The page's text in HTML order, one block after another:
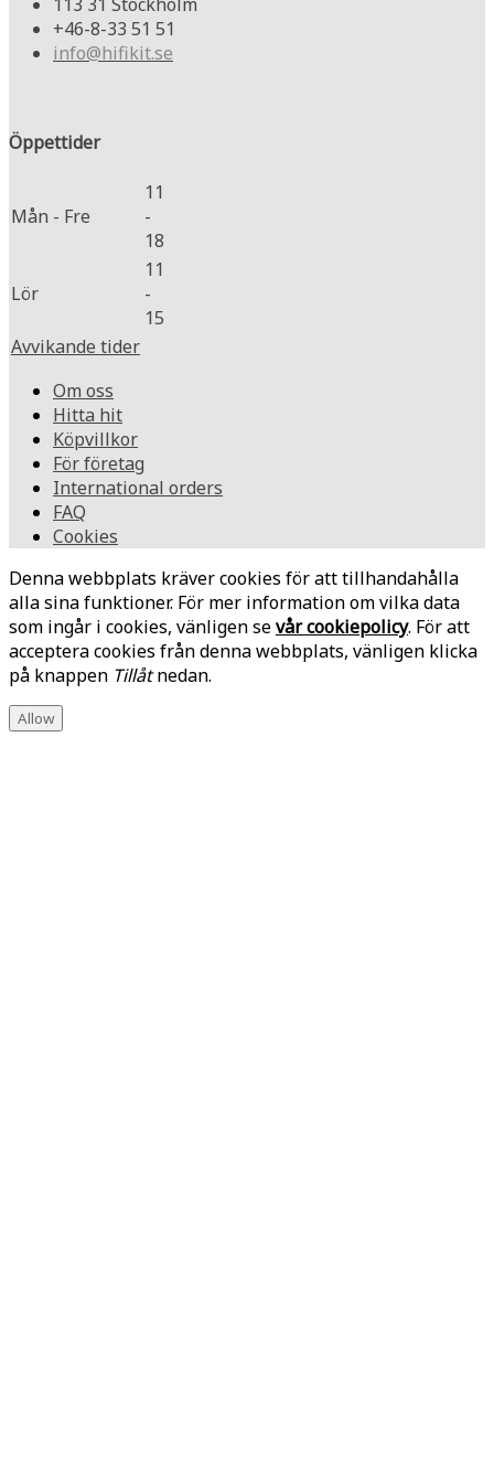
+46-8-33 51 51
info@hifikit.se
Öppettider
Mån - Fre
11
-
18
Lör
11
-
15
Avvikande tider
Om oss
Hitta hit
Köpvillkor
För företag
International orders
FAQ
Cookies
Denna webbplats kräver cookies för att tillhandahålla
alla sina funktioner. För mer information om vilka data
som ingår i cookies, vänligen sevår cookiepolicy. För att
acceptera cookies från denna webbplats, vänligen klicka
på knappen Tillåtnedan.
Allow